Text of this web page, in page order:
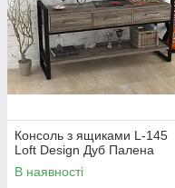
Консоль з ящиками L-145
Loft Design Дуб Палена
В наявності